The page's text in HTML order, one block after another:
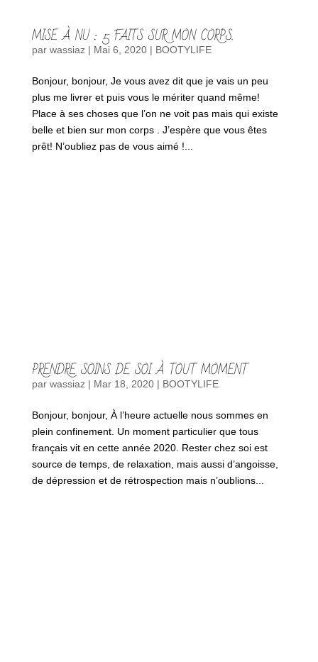
MISE À NU : 5 FAITS SUR MON CORPS.
par wassiaz| Mai 6, 2020| BOOTYLIFE
Bonjour, bonjour, Je vous avez dit que je vais un peu
plus me livrer et puis vous le mériter quand même!
Place à ses choses que l’on ne voit pas mais qui existe
belle et bien sur mon corps . J’espère que vous êtes
prêt! N’oubliez pas de vous aimé !...
PRENDRE SOINS DE SOI À TOUT MOMENT
par wassiaz| Mar 18, 2020| BOOTYLIFE
Bonjour, bonjour, À l’heure actuelle nous sommes en
plein confinement. Un moment particulier que tous
français vit en cette année 2020. Rester chez soi est
source de temps, de relaxation, mais aussi d’angoisse,
de dépression et de rétrospection mais n’oublions...